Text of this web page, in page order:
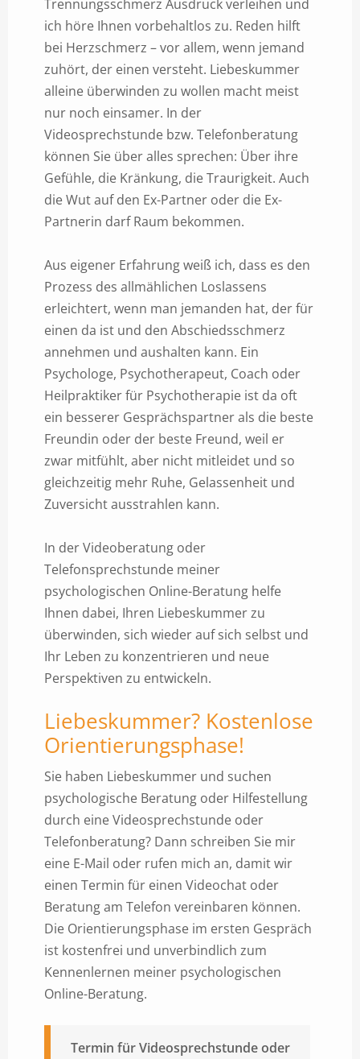
Trennungsschmerz Ausdruck verleihen und
ich höre Ihnen vorbehaltlos zu. Reden hilft
bei Herzschmerz – vor allem, wenn jemand
zuhört, der einen versteht. Liebeskummer
alleine überwinden zu wollen macht meist
nur noch einsamer. In der
Videosprechstunde bzw. Telefonberatung
können Sie über alles sprechen: Über ihre
Gefühle, die Kränkung, die Traurigkeit. Auch
die Wut auf den Ex-Partner oder die Ex-
Partnerin darf Raum bekommen.
Aus eigener Erfahrung weiß ich, dass es den
Prozess des allmählichen Loslassens
erleichtert, wenn man jemanden hat, der für
einen da ist und den Abschiedsschmerz
annehmen und aushalten kann. Ein
Psychologe, Psychotherapeut, Coach oder
Heilpraktiker für Psychotherapie ist da oft
ein besserer Gesprächspartner als die beste
Freundin oder der beste Freund, weil er
zwar mitfühlt, aber nicht mitleidet und so
gleichzeitig mehr Ruhe, Gelassenheit und
Zuversicht ausstrahlen kann.
In der Videoberatung oder
Telefonsprechstunde meiner
psychologischen Online-Beratung helfe
Ihnen dabei, Ihren Liebeskummer zu
überwinden, sich wieder auf sich selbst und
Ihr Leben zu konzentrieren und neue
Perspektiven zu entwickeln.
Liebeskummer? Kostenlose
Orientierungsphase!
Sie haben Liebeskummer und suchen
psychologische Beratung oder Hilfestellung
durch eine Videosprechstunde oder
Telefonberatung? Dann schreiben Sie mir
eine E-Mail oder rufen mich an, damit wir
einen Termin für einen Videochat oder
Beratung am Telefon vereinbaren können.
Die Orientierungsphase im ersten Gespräch
ist kostenfrei und unverbindlich zum
Kennenlernen meiner psychologischen
Online-Beratung.
Termin für Videosprechstunde oder